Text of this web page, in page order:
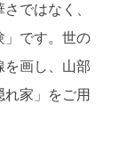
ではなく、
」です。世の
を画し、山部
家」をご用